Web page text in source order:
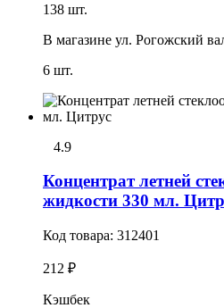
138 шт.
В магазине ул. Рогожский
6 шт.
4.9
Концентрат летней
жидкости 330 мл.
Код товара: 312401
212 ₽
Кэшбек